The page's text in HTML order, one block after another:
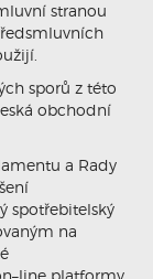
stranou
sporů z této
obchodní
a Rady
spotřebitelský
na
platformy